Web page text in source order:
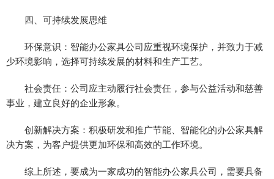
四、可持续发展思维
环保意识：智能办公家具公司应重视环境保护，并致力于减
少环境影响，选择可持续发展的材料和生产工艺。
社会责任：公司应主动履行社会责任，参与公益活动和慈善
事业，建立良好的企业形象。
创新解决方案：积极研发和推广节能、智能化的办公家具解
决方案，为客户提供更加环保和高效的工作环境。
综上所述，要成为一家成功的智能办公家具公司，需要具备